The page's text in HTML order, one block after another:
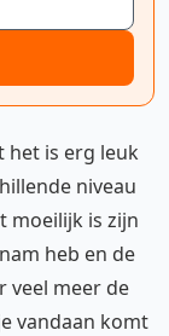
het is erg leuk
niveau
moeilijk is zijn
heb en de
veel meer de
vandaan komt